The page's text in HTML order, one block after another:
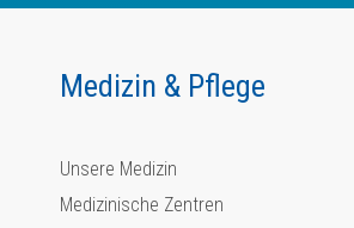
Medizin & Pflege
Unsere Medizin
Medizinische Zentren